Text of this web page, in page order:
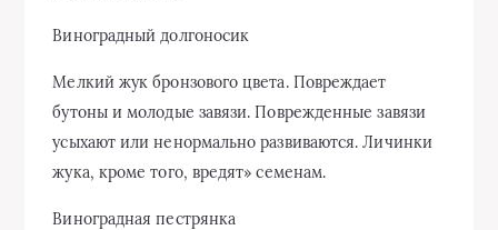
Виноградный долгоносик
Мелкий жук бронзового цвета. Повреждает
бутоны и молодые за­вязи. Поврежденные завязи
усы­хают или ненормально развивают­ся. Личинки
жука, кроме того, вредят» семенам.
Виноградная пестрянка